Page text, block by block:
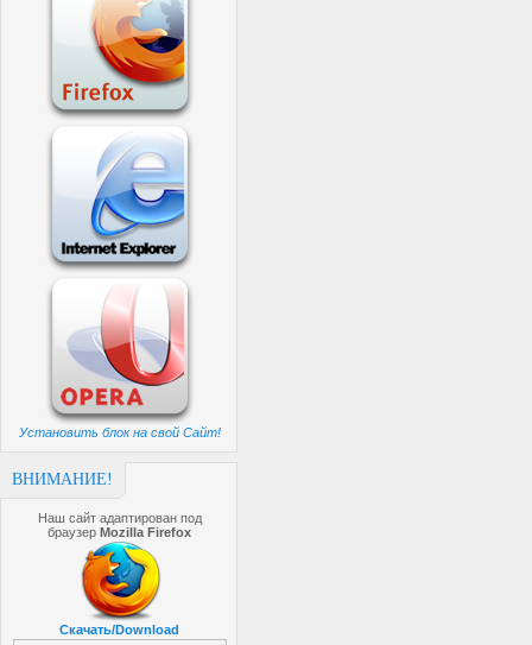
Установить блок на свой Сайт!
ВНИМАНИЕ!
Наш сайт адаптирован под
браузерMozilla Firefox
Скачать/Download